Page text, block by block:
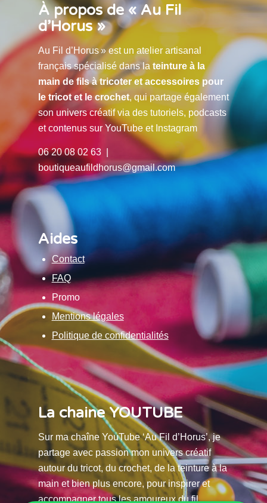
À propos de « Au Fil
d’Horus »
Au Fil d’Horus » est un atelier artisanal
français spécialisé dans la teinture à la
main de fils à tricoter et accessoires pour
le tricot et le crochet, qui partage également
son univers créatif via des tutoriels, podcasts
et contenus sur YouTube et Instagram
06 20 08 02 63 |
boutiqueaufildhorus@gmail.com
Aides
Contact
FAQ
Promo
Mentions légales
Politique de confidentialités
La chaine YOUTUBE
Sur ma chaîne YouTube ‘Au Fil d’Horus’, je
partage avec passion mon univers créatif
autour du tricot, du crochet, de la teinture à la
main et bien plus encore, pour inspirer et
accompagner tous les amoureux du fil.